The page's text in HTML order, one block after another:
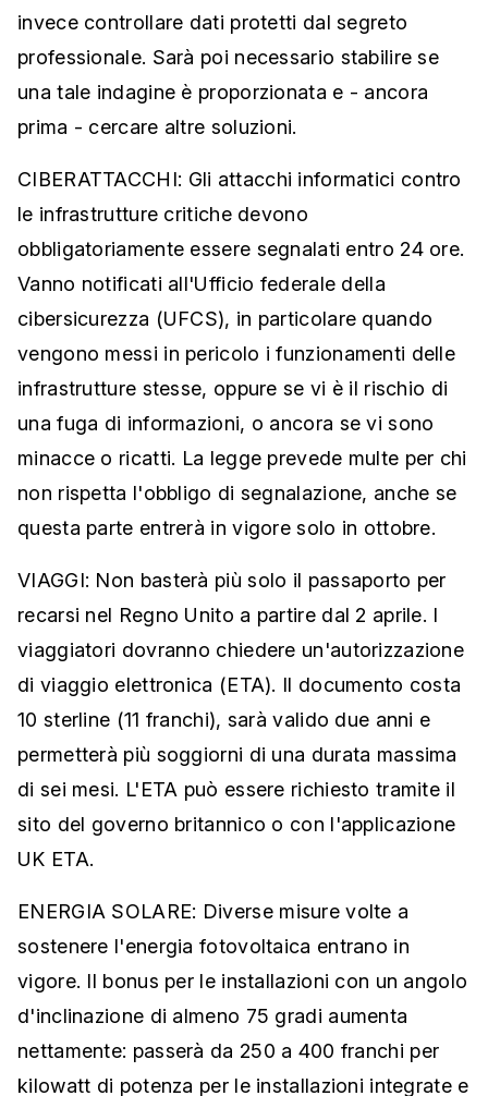
invece controllare dati protetti dal segreto
professionale. Sarà poi necessario stabilire se
una tale indagine è proporzionata e - ancora
prima - cercare altre soluzioni.
CIBERATTACCHI: Gli attacchi informatici contro
le infrastrutture critiche devono
obbligatoriamente essere segnalati entro 24 ore.
Vanno notificati all'Ufficio federale della
cibersicurezza (UFCS), in particolare quando
vengono messi in pericolo i funzionamenti delle
infrastrutture stesse, oppure se vi è il rischio di
una fuga di informazioni, o ancora se vi sono
minacce o ricatti. La legge prevede multe per chi
non rispetta l'obbligo di segnalazione, anche se
questa parte entrerà in vigore solo in ottobre.
VIAGGI: Non basterà più solo il passaporto per
recarsi nel Regno Unito a partire dal 2 aprile. I
viaggiatori dovranno chiedere un'autorizzazione
di viaggio elettronica (ETA). Il documento costa
10 sterline (11 franchi), sarà valido due anni e
permetterà più soggiorni di una durata massima
di sei mesi. L'ETA può essere richiesto tramite il
sito del governo britannico o con l'applicazione
UK ETA.
ENERGIA SOLARE: Diverse misure volte a
sostenere l'energia fotovoltaica entrano in
vigore. Il bonus per le installazioni con un angolo
d'inclinazione di almeno 75 gradi aumenta
nettamente: passerà da 250 a 400 franchi per
kilowatt di potenza per le installazioni integrate e